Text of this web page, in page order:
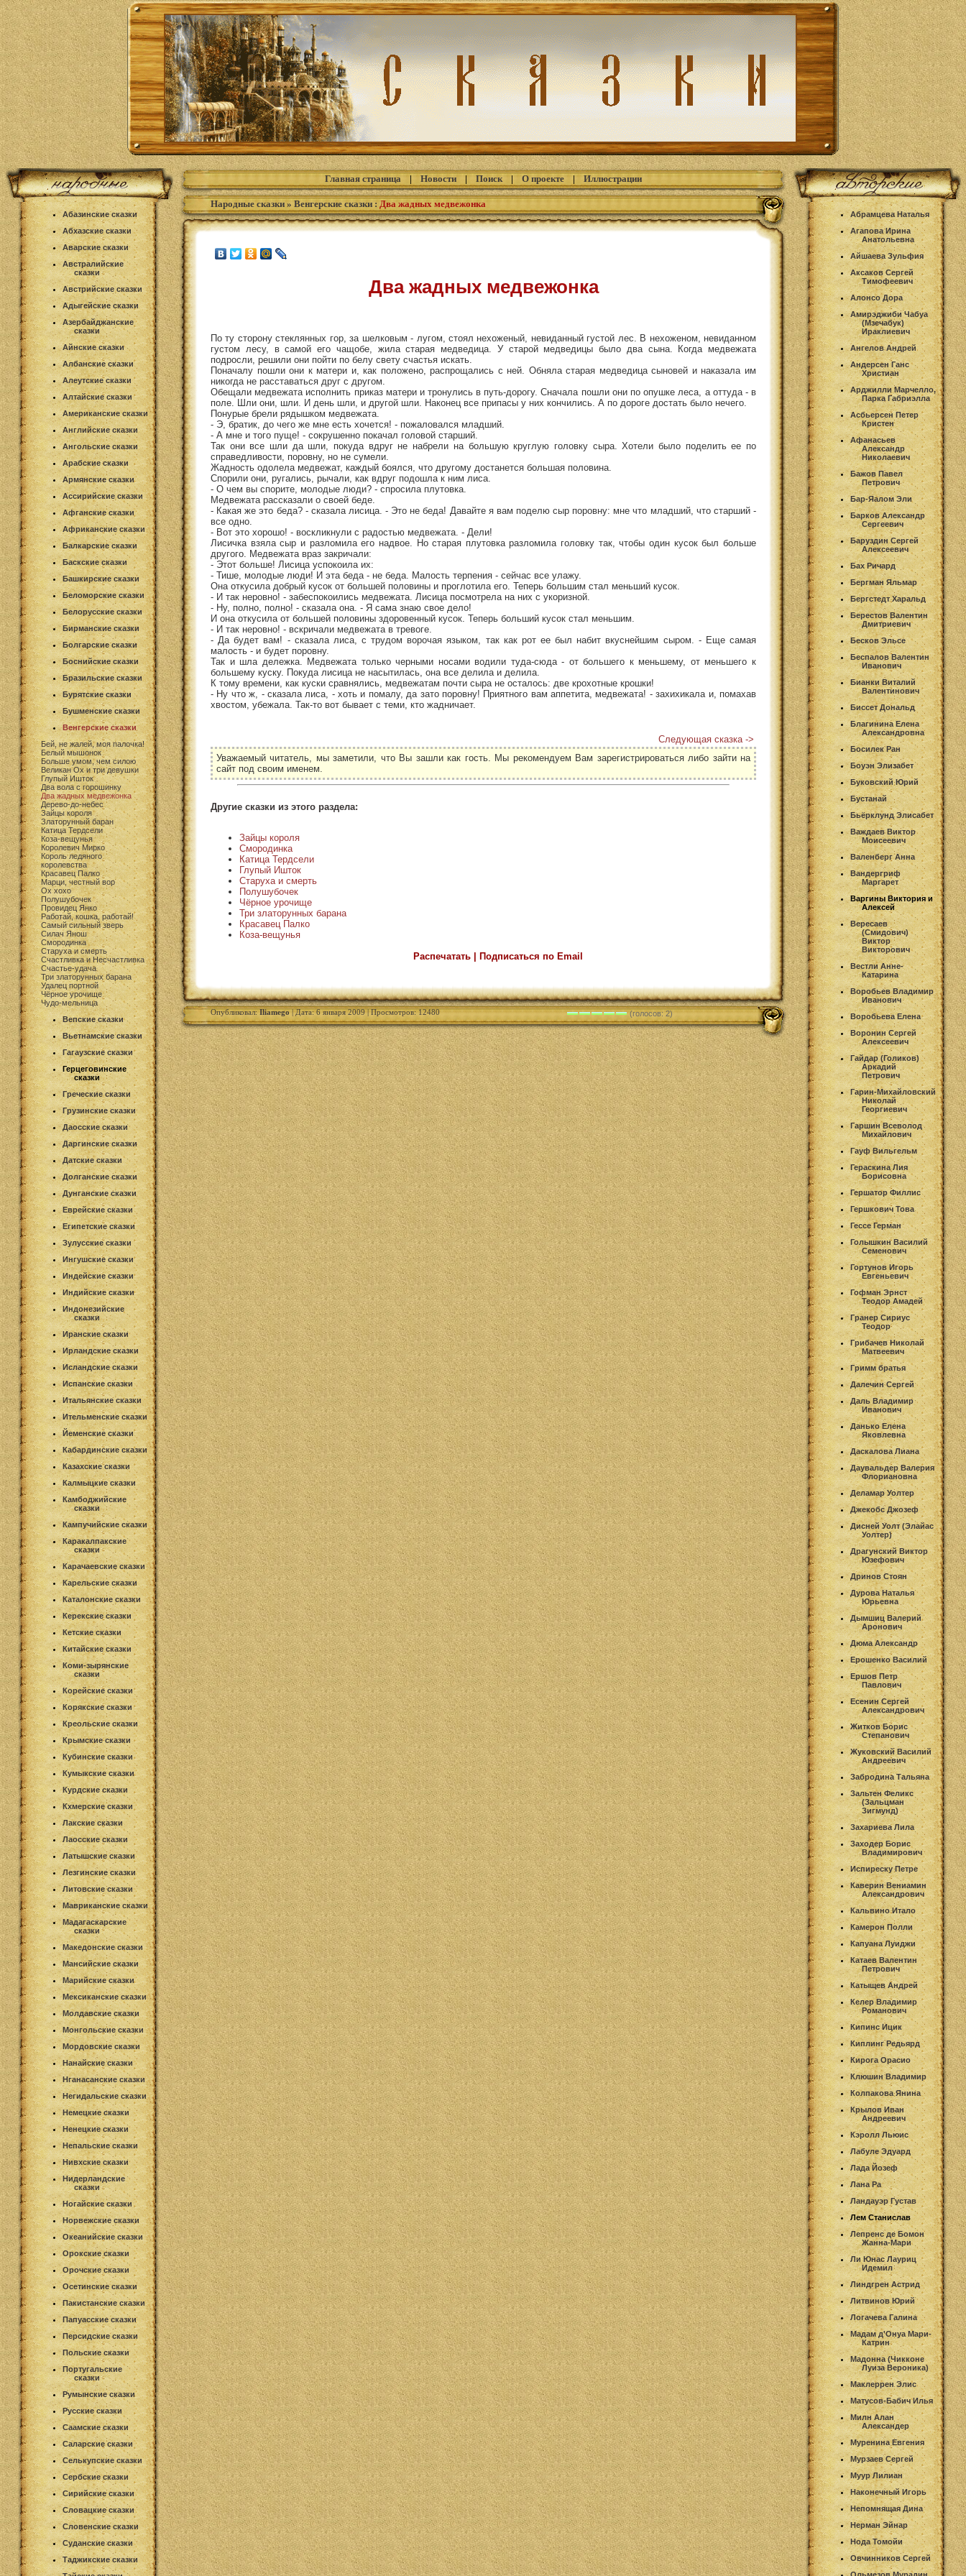
Абазинские сказки
Абхазские сказки
Аварские сказки
Австралийские
сказки
Австрийские сказки
Адыгейские сказки
Азербайджанские
сказки
Айнские сказки
Албанские сказки
Алеутские сказки
Алтайские сказки
Американские сказки
Английские сказки
Ангольские сказки
Арабские сказки
Армянские сказки
Ассирийские сказки
Афганские сказки
Африканские сказки
Балкарские сказки
Баскские сказки
Башкирские сказки
Беломорские сказки
Белорусские сказки
Бирманские сказки
Болгарские сказки
Боснийские сказки
Бразильские сказки
Бурятские сказки
Бушменские сказки
Венгерские сказки
Бей, не жалей, моя палочка!
Белый мышонок
Больше умом, чем силою
Великан Ох и три девушки
Глупый Ишток
Два вола с горошинку
Два жадных медвежонка
Дерево-до-небес
Зайцы короля
Златорунный баран
Катица Тердсели
Коза-вещунья
Королевич Мирко
Король ледяного
королевства
Красавец Палко
Марци, честный вор
Ох хохо
Полушубочек
Провидец Янко
Работай, кошка, работай!
Самый сильный зверь
Силач Янош
Смородинка
Старуха и смерть
Счастливка и Несчастливка
Счастье-удача
Три златорунных барана
Удалец портной
Чёрное урочище
Чудо-мельница
Вепские сказки
Вьетнамские сказки
Гагаузские сказки
Герцеговинские
сказки
Греческие сказки
Грузинские сказки
Даосские сказки
Даргинские сказки
Датские сказки
Долганские сказки
Дунганские сказки
Еврейские сказки
Египетские сказки
Зулусские сказки
Ингушские сказки
Индейские сказки
Индийские сказки
Индонезийские
сказки
Иранские сказки
Ирландские сказки
Исландские сказки
Испанские сказки
Итальянские сказки
Ительменские сказки
Йеменские сказки
Кабардинские сказки
Казахские сказки
Калмыцкие сказки
Камбоджийские
сказки
Кампучийские сказки
Каракалпакские
сказки
Карачаевские сказки
Карельские сказки
Каталонские сказки
Керекские сказки
Кетские сказки
Китайские сказки
Коми-зырянские
сказки
Корейские сказки
Корякские сказки
Креольские сказки
Крымские сказки
Кубинские сказки
Кумыкские сказки
Курдские сказки
Кхмерские сказки
Лакские сказки
Лаосские сказки
Латышские сказки
Лезгинские сказки
Литовские сказки
Мавриканские сказки
Мадагаскарские
сказки
Македонские сказки
Мансийские сказки
Марийские сказки
Мексиканские сказки
Молдавские сказки
Монгольские сказки
Мордовские сказки
Нанайские сказки
Нганасанские сказки
Негидальские сказки
Немецкие сказки
Ненецкие сказки
Непальские сказки
Нивхские сказки
Нидерландские
сказки
Ногайские сказки
Норвежские сказки
Океанийские сказки
Орокские сказки
Орочские сказки
Осетинские сказки
Пакистанские сказки
Папуасские сказки
Персидские сказки
Польские сказки
Португальские
сказки
Румынские сказки
Русские сказки
Саамские сказки
Саларские сказки
Селькупские сказки
Сербские сказки
Сирийские сказки
Словацкие сказки
Словенские сказки
Суданские сказки
Таджикские сказки
Главная страница| Новости| Поиск| О проекте| Иллюстрации
Народные сказки » Венгерские сказки : Два жадных медвежонка
Два жадных медвежонка
По ту сторону стеклянных гор, за шелковым - лугом, стоял нехоженый, невиданный густой лес. В нехоженом, невиданном
густом лесу, в самой его чащобе, жила старая медведица. У старой медведицы было два сына. Когда медвежата
подросли, решили они пойти по белу свету счастья искать.
Поначалу пошли они к матери и, как положено, распрощались с ней. Обняла старая медведица сыновей и наказала им
никогда не расставаться друг с другом.
Обещали медвежата исполнить приказ матери и тронулись в путь-дорогу. Сначала пошли они по опушке леса, а оттуда - в
поле. Шли они, шли. И день шли, и другой шли. Наконец все припасы у них кончились. А по дороге достать было нечего.
Понурые брели рядышком медвежата.
- Э, братик, до чего же мне есть хочется! - пожаловался младший.
- А мне и того пуще! - сокрушенно покачал головой старший.
Так они все шли да шли, покуда вдруг не набрели на большую круглую головку сыра. Хотели было поделить ее по
справедливости, поровну, но не сумели.
Жадность одолела медвежат, каждый боялся, что другому достанется большая половина.
Спорили они, ругались, рычали, как вдруг подошла к ним лиса.
- О чем вы спорите, молодые люди? - спросила плутовка.
Медвежата рассказали о своей беде.
- Какая же это беда? - сказала лисица. - Это не беда! Давайте я вам поделю сыр поровну: мне что младший, что старший -
все одно.
- Вот это хорошо! - воскликнули с радостью медвежата. - Дели!
Лисичка взяла сыр и разломила его надвое. Но старая плутовка разломила головку так, чтобы один кусок был больше
другого. Медвежата враз закричали:
- Этот больше! Лисица успокоила их:
- Тише, молодые люди! И эта беда - не беда. Малость терпения - сейчас все улажу.
Она откусила добрый кусок от большей половины и проглотила его. Теперь большим стал меньший кусок.
- И так неровно! - забеспокоились медвежата. Лисица посмотрела на них с укоризной.
- Ну, полно, полно! - сказала она. - Я сама знаю свое дело!
И она откусила от большей половины здоровенный кусок. Теперь больший кусок стал меньшим.
- И так неровно! - вскричали медвежата в тревоге.
- Да будет вам! - сказала лиса, с трудом ворочая языком, так как рот ее был набит вкуснейшим сыром. - Еще самая
малость - и будет поровну.
Так и шла дележка. Медвежата только черными носами водили туда-сюда - от большего к меньшему, от меньшего к
большему куску. Покуда лисица не насытилась, она все делила и делила.
К тому времени, как куски сравнялись, медвежатам почти сыра не осталось: две крохотные крошки!
- Ну что ж, - сказала лиса, - хоть и помалу, да зато поровну! Приятного вам аппетита, медвежата! - захихикала и, помахав
хвостом, убежала. Так-то вот бывает с теми, кто жадничает.
Следующая сказка ->
Уважаемый читатель, мы заметили, что Вы зашли как гость. Мы рекомендуем Вам зарегистрироваться либо зайти на
сайт под своим именем.
Другие сказки из этого раздела:
Зайцы короля
Смородинка
Катица Тердсели
Глупый Ишток
Старуха и смерть
Полушубочек
Чёрное урочище
Три златорунных барана
Красавец Палко
Коза-вещунья
Распечатать | Подписаться по Email
Опубликовал:Iliamego| Дата: 6 января 2009 | Просмотров: 12480 (голосов: 2)
Абрамцева Наталья
Агапова Ирина
Анатольевна
Айшаева Зульфия
Аксаков Сергей
Тимофеевич
Алонсо Дора
Амирэджиби Чабуа
(Мзечабук)
Ираклиевич
Ангелов Андрей
Андерсен Ганс
Христиан
Арджилли Марчелло,
Парка Габриэлла
Асбьерсен Петер
Кристен
Афанасьев
Александр
Николаевич
Бажов Павел
Петрович
Бар-Яалом Эли
Барков Александр
Сергеевич
Баруздин Сергей
Алексеевич
Бах Ричард
Бергман Яльмар
Бергстедт Харальд
Берестов Валентин
Дмитриевич
Бесков Эльсе
Беспалов Валентин
Иванович
Бианки Виталий
Валентинович
Биссет Дональд
Благинина Елена
Александровна
Босилек Ран
Боуэн Элизабет
Буковский Юрий
Бустанай
Бьёрклунд Элисабет
Важдаев Виктор
Моисеевич
Валенберг Анна
Вандергриф
Маргарет
Варгины Виктория и
Алексей
Вересаев
(Смидович)
Виктор
Викторович
Вестли Анне-
Катарина
Воробьев Владимир
Иванович
Воробьева Елена
Воронин Сергей
Алексеевич
Гайдар (Голиков)
Аркадий
Петрович
Гарин-Михайловский
Николай
Георгиевич
Гаршин Всеволод
Михайлович
Гауф Вильгельм
Гераскина Лия
Борисовна
Гершатор Филлис
Гершкович Това
Гессе Герман
Голышкин Василий
Семенович
Гортунов Игорь
Евгеньевич
Гофман Эрнст
Теодор Амадей
Гранер Сириус
Теодор
Грибачев Николай
Матвеевич
Гримм братья
Далечин Сергей
Даль Владимир
Иванович
Данько Елена
Яковлевна
Даскалова Лиана
Даувальдер Валерия
Флориановна
Деламар Уолтер
Джекобс Джозеф
Дисней Уолт (Элайас
Уолтер)
Драгунский Виктор
Юзефович
Дринов Стоян
Дурова Наталья
Юрьевна
Дымшиц Валерий
Аронович
Дюма Александр
Ерошенко Василий
Ершов Петр
Павлович
Есенин Сергей
Александрович
Житков Борис
Степанович
Жуковский Василий
Андреевич
Забродина Тальяна
Зальтен Феликс
(Зальцман
Зигмунд)
Захариева Лила
Заходер Борис
Владимирович
Испиреску Петре
Каверин Вениамин
Александрович
Кальвино Итало
Камерон Полли
Капуана Луиджи
Катаев Валентин
Петрович
Катыщев Андрей
Келер Владимир
Романович
Кипинс Ицик
Киплинг Редьярд
Кирога Орасио
Клюшин Владимир
Колпакова Янина
Крылов Иван
Андреевич
Кэролл Льюис
Лабуле Эдуард
Лада Йозеф
Лана Ра
Ландауэр Густав
Лем Станислав
Лепренс де Бомон
Жанна-Мари
Ли Юнас Лауриц
Идемил
Линдгрен Астрид
Литвинов Юрий
Логачева Галина
Мадам д'Онуа Мари-
Катрин
Мадонна (Чикконе
Луиза Вероника)
Маклеррен Элис
Матусов-Бабич Илья
Милн Алан
Александер
Муренина Евгения
Мурзаев Сергей
Муур Лилиан
Наконечный Игорь
Непомнящая Дина
Нерман Эйнар
Нода Томойи
Овчинников Сергей